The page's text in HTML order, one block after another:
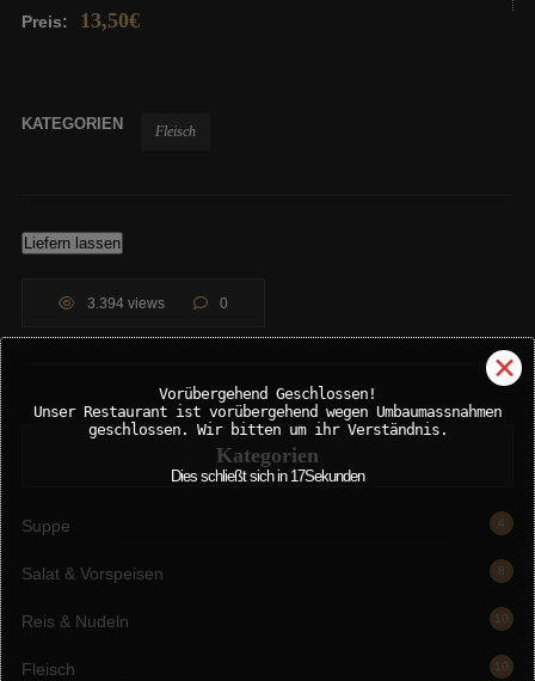
Preis: 13,50€
KATEGORIEN Fleisch
Liefern lassen
3.394 views 0
Kategorien
Suppe 4
Salat & Vorspeisen 8
Reis & Nudeln 10
Fleisch 10
✕
Vorübergehend Geschlossen!
Unser Restaurant ist vorübergehend wegen Umbaumassnahmen
geschlossen. Wir bitten um ihr Verständnis.
Dies schließt sich in 16Sekunden